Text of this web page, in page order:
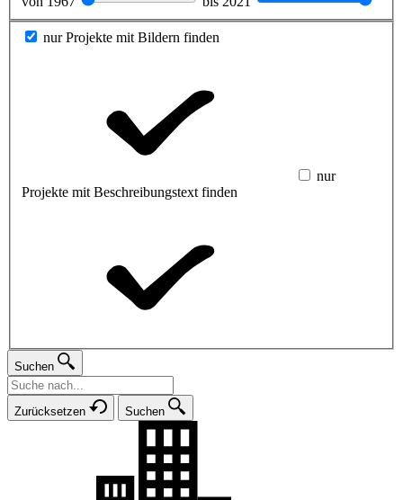
nur Projekte mit Bildern finden
nur
Projekte mit Beschreibungstext finden
Suchen
Zurücksetzen Suchen